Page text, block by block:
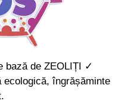
bază de ZEOLIȚI ✓
îngrășăminte